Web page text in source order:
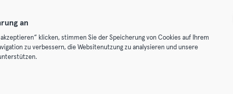
All rights reserved.
an
klicken, stimmen Sie der Speicherung von Cookies auf Ihrem
zu verbessern, die Websitenutzung zu analysieren und unsere